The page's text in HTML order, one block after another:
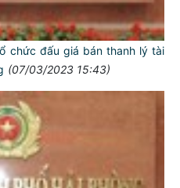
chức đấu giá bán thanh lý tài
(07/03/2023 15:43)